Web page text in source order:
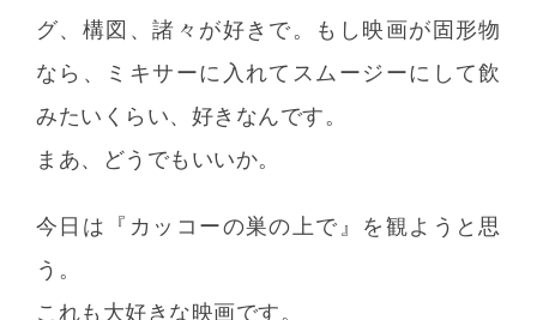
グ、構図、諸々が好きで。もし映画が固形物
なら、ミキサーに入れてスムージーにして飲
みたいくらい、好きなんです。
まあ、どうでもいいか。
今日は『カッコーの巣の上で』を観ようと思
う。
これも大好きな映画です。